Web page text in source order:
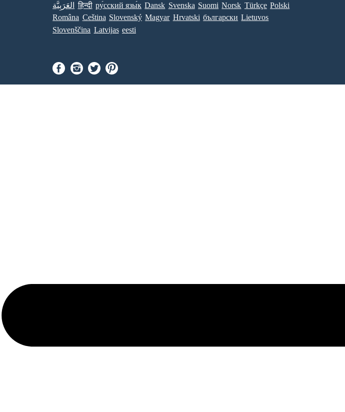
العَرَبِيَّة
हिन्दी ру́сский язы́к Dansk Svenska Suomi Norsk Türkçe Polski
Româna Ceština Slovenský Magyar Hrvatski български Lietuvos
Slovenščina Latvijas eesti